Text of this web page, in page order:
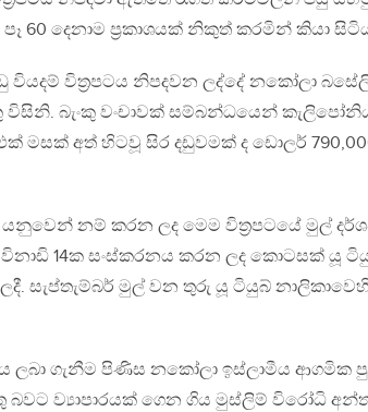
60 දෙනාම ප‍්‍රකාශයක් නිකුත් කරමින් කියා
වියදම් විත‍්‍රපටය නිපදවන ලද්දේ නකෝලා
විසිනි. බැංකු වංචාවක් සම්බන්ධයෙන්
මසක් අත් හිටවූ සිර දඩුවමක් ද ඩොලර්
යනුවෙන් නම් කරන ලද මෙම විත‍්‍රපටයේ මුල්
14ක සංස්කරනය කරන ලද කොටසක් යූ
සැප්තැම්බර් මුල් වන තුරු යූ ටියුබ්
ලබා ගැනීම පිණිස නකෝලා ඉස්ලාමීය ආගමික
බවට ව්‍යාපාරයක් ගෙන ගිය මුස්ලිම් විරෝධි